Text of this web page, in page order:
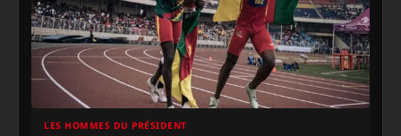
LES HOMMES DU PRÉSIDENT